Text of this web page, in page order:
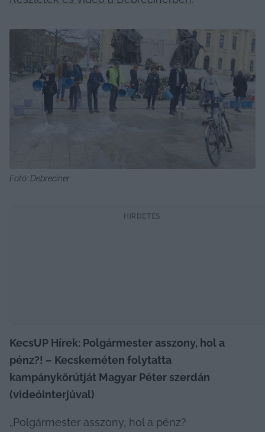
Fotó: Debreciner
HIRDETÉS
KecsUP Hírek: Polgármester asszony, hol a
pénz?! – Kecskeméten folytatta
kampánykörútját Magyar Péter szerdán
(videóinterjúval)
„Polgármester asszony, hol a pénz?